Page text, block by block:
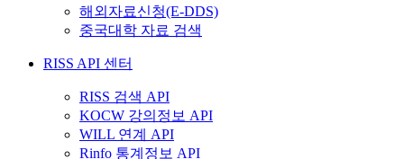
해외자료신청(E-DDS)
중국대학 자료 검색
RISS API 센터
RISS 검색 API
KOCW 강의정보 API
WILL 연계 API
Rinfo 통계정보 API